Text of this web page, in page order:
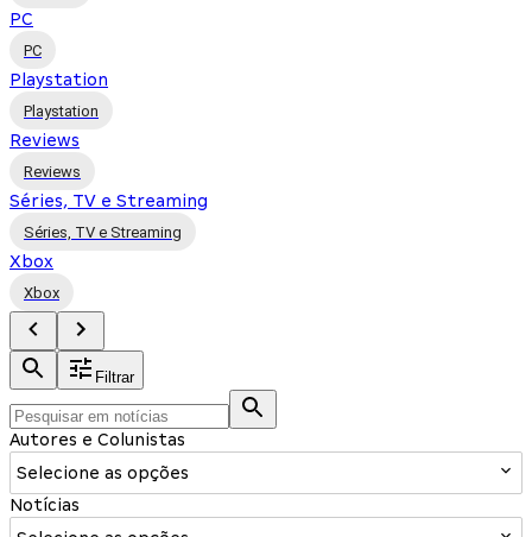
PC
PC
Playstation
Playstation
Reviews
Reviews
Séries, TV e Streaming
Séries, TV e Streaming
Xbox
Xbox
Filtrar
Autores e Colunistas
Selecione as opções
Notícias